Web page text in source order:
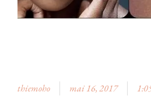
thiemoho mai 16, 2017